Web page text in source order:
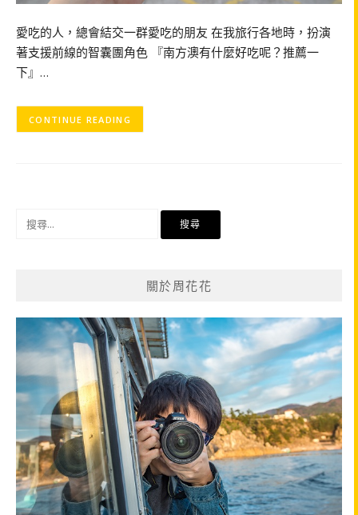
愛吃的人，總會結交一群愛吃的朋友 在我旅行各地時，扮演
著支援前線的智囊團角色 『南方澳有什麼好吃呢？推薦一
下』…
CONTINUE READING
關於周花花